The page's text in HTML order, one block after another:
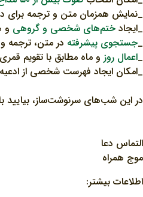
_نمایش همزمان متن و ترجمه برای
_ایجاد ختم‌های شخصی و گروهی و
_جستجوی پیشرفته در متن، ترجمه
_اعمال روز و ماه مطابق با تقویم قمری
_امکان ایجاد فهرست شخصی از ادعیه
در این شب‌های سرنوشت‌ساز، بیایید
التماس دعا
موج همراه
اطلاعات بیشتر: